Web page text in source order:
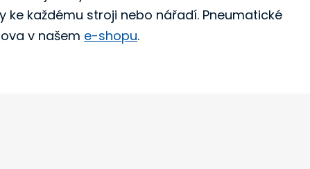
každému stroji nebo nářadí. Pneumatické
v našem e-shopu.